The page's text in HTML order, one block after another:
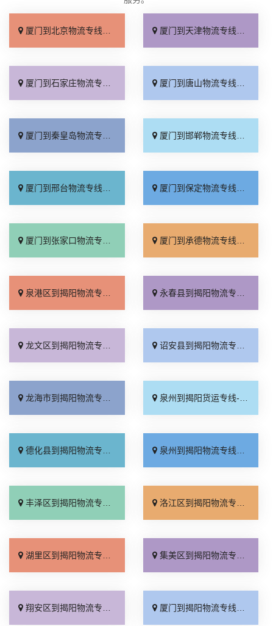
厦门到北京物流专线_直达不中转「送货到门」 厦门到天津物流专线_运保时效「高效快运」
厦门到石家庄物流专线_准时准点「多少公里」 厦门到唐山物流专线_全境派送「收费介绍」
厦门到秦皇岛物流专线_高效运输「运保时效」 厦门到邯郸物流专线_物流拼车「全境配送」
厦门到邢台物流专线_专业靠谱「上门提货」 厦门到保定物流专线_全程直达「高效运输」
厦门到张家口物流专线_全境派送「多久能到」 厦门到承德物流专线_专业调车「合理收费」
泉港区到揭阳物流专线_全程直达「直发全境」 永春县到揭阳物流专线_收费标准「多久时间」
龙文区到揭阳物流专线_专线查询「直发全境」 诏安县到揭阳物流专线_高效快运「收费标准」
龙海市到揭阳物流专线_资质齐全「市县闪送」 泉州到揭阳货运专线-泉州到揭阳物流公司_实时跟踪 「快速直达」
德化县到揭阳物流专线_托运放心「价格透明」 泉州到揭阳物流专线_多少一吨「实时反馈」
丰泽区到揭阳物流专线_放心物流「运价行情」 洛江区到揭阳物流专线_专线查询「价位合理」
湖里区到揭阳物流专线_直达到站「全程直达」 集美区到揭阳物流专线_保证时效「全境派送」
翔安区到揭阳物流专线_全程无虑「物流拼车」 厦门到揭阳物流专线_费用多少「多少一吨」